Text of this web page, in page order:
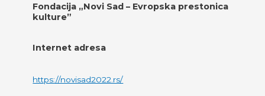
Fondacija „Novi Sad – Evropska prestonica
kulture”
Internet adresa
https://novisad2022.rs/